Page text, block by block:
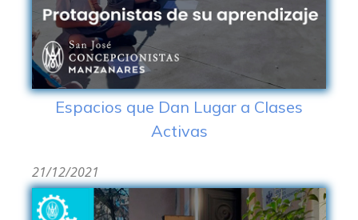
Espacios que Dan Lugar a Clases
Activas
21/12/2021